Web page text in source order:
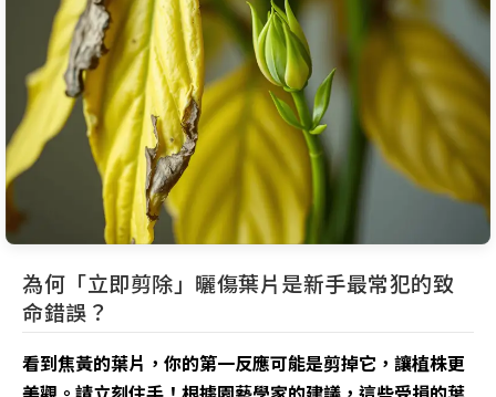
為何「立即剪除」曬傷葉片是新手最常犯的致
命錯誤？
看到焦黃的葉片，你的第一反應可能是剪掉它，讓植株更